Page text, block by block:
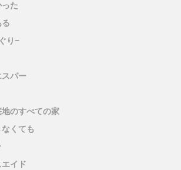
た
り−
スパー
のすべての家
くても
イド